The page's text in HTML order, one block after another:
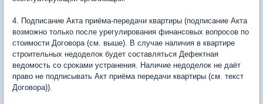
4. Подписание Акта приёма-передачи квартиры (подписание Акта
возможно только после урегулирования финансовых вопросов по
стоимости Договора (см. выше). В случае наличия в квартире
строительных недоделок будет составляться Дефектная
ведомость со сроками устранения. Наличие недоделок не даёт
право не подписывать Акт приёма передачи квартиры (см. текст
Договора)).